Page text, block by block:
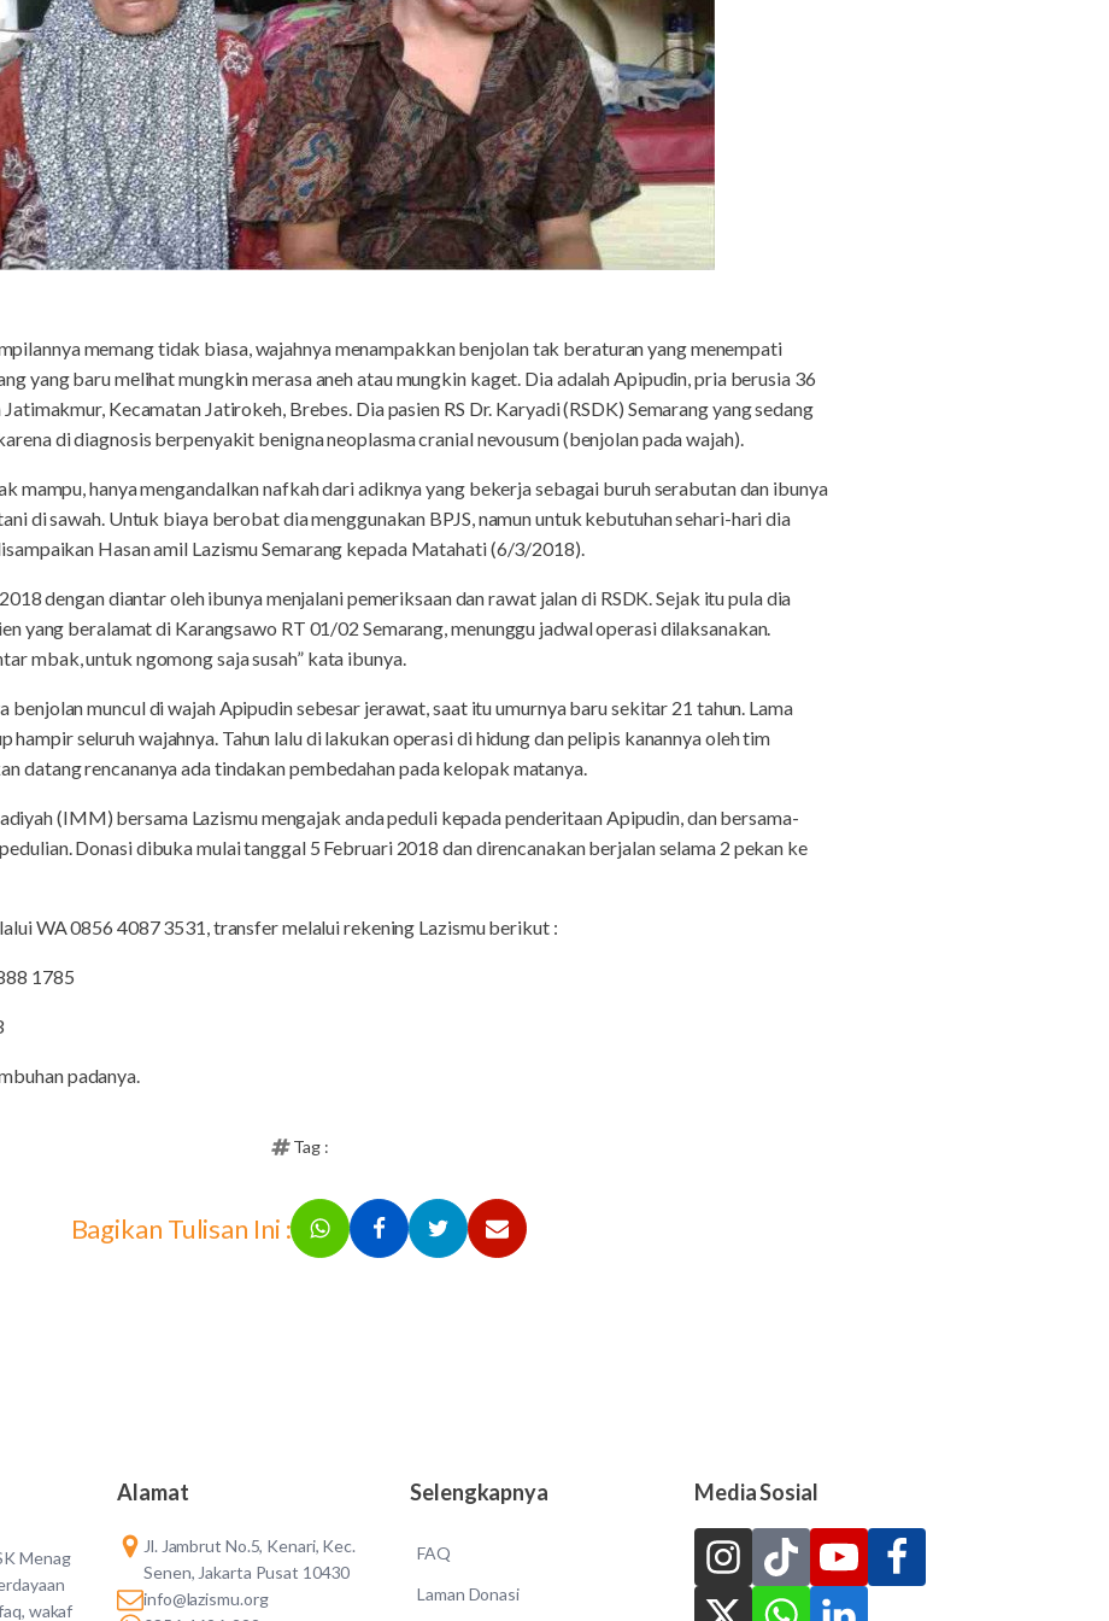
memang tidak biasa, wajahnya menampakkan benjolan tak beraturan yang menempati
yang baru melihat mungkin merasa aneh atau mungkin kaget. Dia adalah Apipudin, pria berusia 36
Kecamatan Jatirokeh, Brebes. Dia pasien RS Dr. Karyadi (RSDK) Semarang yang sedang
di diagnosis berpenyakit benigna neoplasma cranial nevousum (benjolan pada wajah).
mampu, hanya mengandalkan nafkah dari adiknya yang bekerja sebagai buruh serabutan dan ibunya
di sawah. Untuk biaya berobat dia menggunakan BPJS, namun untuk kebutuhan sehari-hari dia
Hasan amil Lazismu Semarang kepada Matahati (6/3/2018).
dengan diantar oleh ibunya menjalani pemeriksaan dan rawat jalan di RSDK. Sejak itu pula dia
yang beralamat di Karangsawo RT 01/02 Semarang, menunggu jadwal operasi dilaksanakan.
mbak, untuk ngomong saja susah” kata ibunya.
benjolan muncul di wajah Apipudin sebesar jerawat, saat itu umurnya baru sekitar 21 tahun. Lama
hampir seluruh wajahnya. Tahun lalu di lakukan operasi di hidung dan pelipis kanannya oleh tim
datang rencananya ada tindakan pembedahan pada kelopak matanya.
(IMM) bersama Lazismu mengajak anda peduli kepada penderitaan Apipudin, dan bersama-
Donasi dibuka mulai tanggal 5 Februari 2018 dan direncanakan berjalan selama 2 pekan ke
WA 0856 4087 3531, transfer melalui rekening Lazismu berikut :
1785
padanya.
Tag :
Bagikan Tulisan Ini :
Menag
wakaf
Alamat
Jl. Jambrut No.5, Kenari, Kec.
Senen, Jakarta Pusat 10430
info@lazismu.org
Selengkapnya
FAQ
Laman Donasi
Media Sosial